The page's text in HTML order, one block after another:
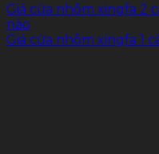
Giá cửa nhôm xingfa 2
nào
Giá cửa nhôm xingfa 1